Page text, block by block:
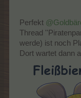
Ob
Perfekt
Thread
werde) ist noch
Dort wartet dann